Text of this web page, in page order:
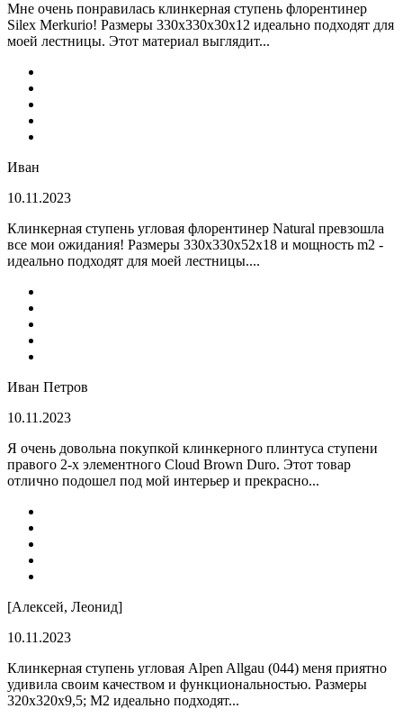
Мне очень понравилась клинкерная ступень флорентинер
Silex Merkurio! Размеры 330х330х30х12 идеально подходят для
моей лестницы. Этот материал выглядит...
Иван
10.11.2023
Клинкерная ступень угловая флорентинер Natural превзошла
все мои ожидания! Размеры 330х330х52х18 и мощность m2 -
идеально подходят для моей лестницы....
Иван Петров
10.11.2023
Я очень довольна покупкой клинкерного плинтуса ступени
правого 2-х элементного Cloud Brown Duro. Этот товар
отлично подошел под мой интерьер и прекрасно...
[Алексей, Леонид]
10.11.2023
Клинкерная ступень угловая Alpen Allgau (044) меня приятно
удивила своим качеством и функциональностью. Размеры
320x320x9,5; M2 идеально подходят...